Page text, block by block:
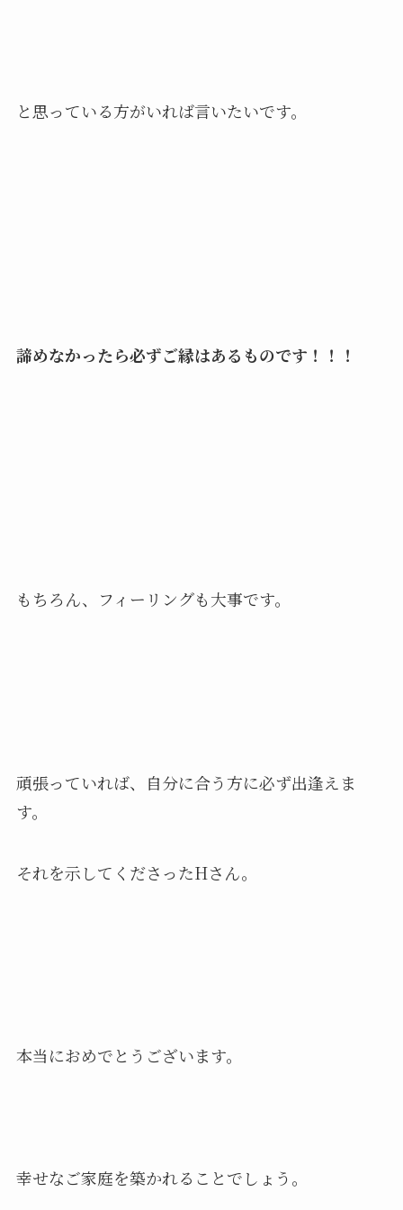
と思っている方がいれば言いたいです。
諦めなかったら必ずご縁はあるものです！！！
もちろん、フィーリングも大事です。
頑張っていれば、自分に合う方に必ず出逢えま
す。
それを示してくださったHさん。
本当におめでとうございます。
幸せなご家庭を築かれることでしょう。